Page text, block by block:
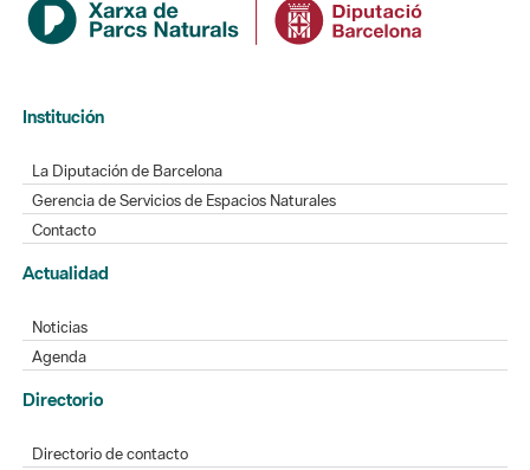
Institución
La Diputación de Barcelona
Gerencia de Servicios de Espacios Naturales
Contacto
Actualidad
Noticias
Agenda
Directorio
Directorio de contacto